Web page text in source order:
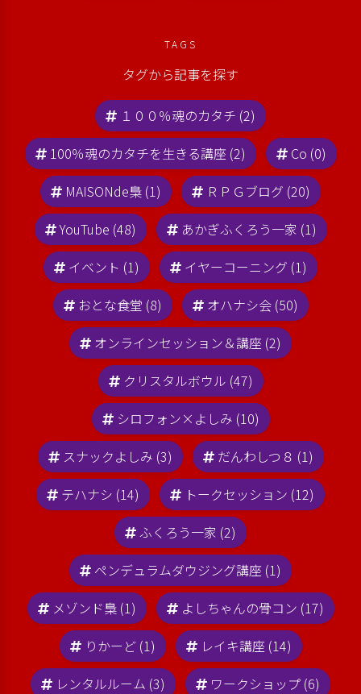
TAGS
タグから記事を探す
１００％魂のカタチ (2)
100％魂のカタチを生きる講座 (2)
Co (0)
MAISONde梟 (1)
ＲＰＧブログ (20)
YouTube (48)
あかぎふくろう一家 (1)
イベント (1)
イヤーコーニング (1)
おとな食堂 (8)
オハナシ会 (50)
オンラインセッション＆講座 (2)
クリスタルボウル (47)
シロフォン×よしみ (10)
スナックよしみ (3)
だんわしつ８ (1)
テハナシ (14)
トークセッション (12)
ふくろう一家 (2)
ペンデュラムダウジング講座 (1)
メゾンド梟 (1)
よしちゃんの骨コン (17)
りかーど (1)
レイキ講座 (14)
レンタルルーム (3)
ワークショップ (6)